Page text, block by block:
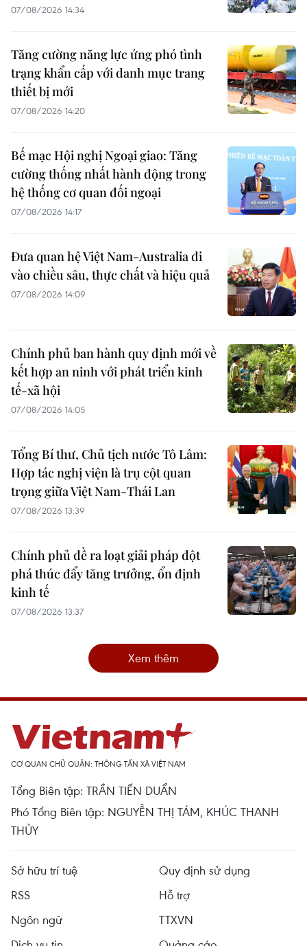
07/08/2026 14:34
Tăng cường năng lực ứng phó tình
trạng khẩn cấp với danh mục trang
thiết bị mới
07/08/2026 14:20
Bế mạc Hội nghị Ngoại giao: Tăng
cường thống nhất hành động trong
hệ thống cơ quan đối ngoại
07/08/2026 14:17
Đưa quan hệ Việt Nam-Australia đi
vào chiều sâu, thực chất và hiệu quả
07/08/2026 14:09
Chính phủ ban hành quy định mới về
kết hợp an ninh với phát triển kinh
tế-xã hội
07/08/2026 14:05
Tổng Bí thư, Chủ tịch nước Tô Lâm:
Hợp tác nghị viện là trụ cột quan
trọng giữa Việt Nam-Thái Lan
07/08/2026 13:39
Chính phủ đề ra loạt giải pháp đột
phá thúc đẩy tăng trưởng, ổn định
kinh tế
07/08/2026 13:37
Xem thêm
CƠ QUAN CHỦ QUẢN: THÔNG TẤN XÃ VIỆT NAM
Tổng Biên tập: TRẦN TIẾN DUẨN
Phó Tổng Biên tập: NGUYỄN THỊ TÁM, KHÚC THANH
THỦY
Sở hữu trí tuệ
Quy định sử dụng
RSS
Hỗ trợ
Ngôn ngữ
TTXVN